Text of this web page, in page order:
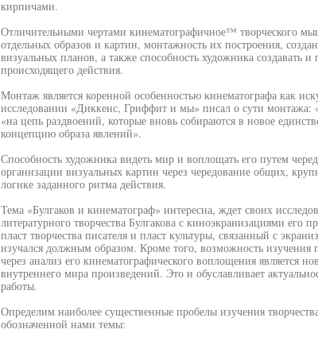
кирпичами.
Отличительными чертами кинематографичное™ творческого
отдельных образов и картин, монтажность их построения,
визуальных планов, а также способность художника создавать
происходящего действия.
Монтаж является коренной особенностью кинематографа как
исследовании «Диккенс, Гриффит и мы» писал о сути монтажа:
«на цепь раздвоений, которые вновь собираются в новое
концепцию образа явлений».
Способность художника видеть мир и воплощать его путем
организации визуальных картин через чередование общих,
логике заданного ритма действия.
Тема «Булгаков и кинематограф» интересна, ждет своих
литературного творчества Булгакова с киноэкранизациями его
пласт творчества писателя и пласт культуры, связанный с
изучался должным образом. Кроме того, возможность изучения
через анализ его кинематографического воплощения является
внутреннего мира произведений. Это и обуславливает
работы.
Определим наиболее существенные пробелы изучения
обозначенной нами темы: